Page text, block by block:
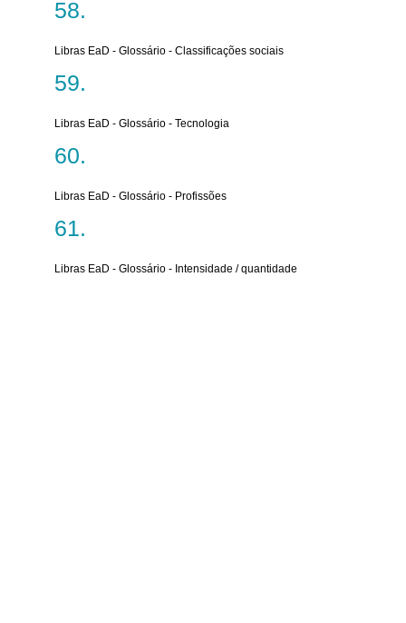
Libras EaD - Glossário - Classificações sociais
Libras EaD - Glossário - Tecnologia
Libras EaD - Glossário - Profissões
Libras EaD - Glossário - Intensidade / quantidade